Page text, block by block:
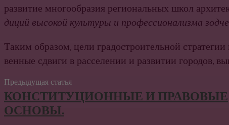
развитие многообразия региональных школ
диций высокой культуры и профессионализма
Таким образом, цели градостроительной
венные сдвиги в расселении и развитии городов,
Предыдущая статья
КОНСТИТУЦИОННЫЕ И ПРАВОВЫЕ
ОСНОВЫ.